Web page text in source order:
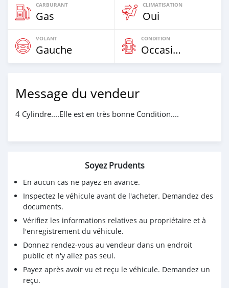
CARBURANT
Gas
CLIMATISATION
Oui
VOLANT
Gauche
CONDITION
Occasion
Message du vendeur
4 Cylindre....Elle est en très bonne Condition....
Soyez Prudents
En aucun cas ne payez en avance.
Inspectez le véhicule avant de l'acheter. Demandez des
documents.
Vérifiez les informations relatives au propriétaire et à
l'enregistrement du véhicule.
Donnez rendez-vous au vendeur dans un endroit
public et n'y allez pas seul.
Payez après avoir vu et reçu le véhicule. Demandez un
reçu.